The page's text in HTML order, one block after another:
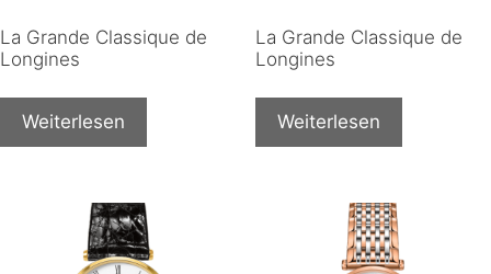
La Grande Classique de
Longines
Weiterlesen
La Grande Classique de
Longines
Weiterlesen